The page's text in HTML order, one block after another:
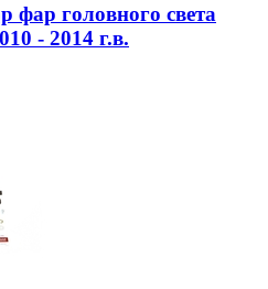
фар головного света
- 2014 г.в.